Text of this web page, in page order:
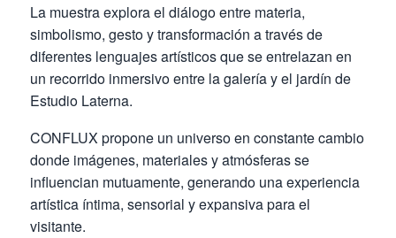
La muestra explora el diálogo entre materia,
simbolismo, gesto y transformación a través de
diferentes lenguajes artísticos que se entrelazan en
un recorrido inmersivo entre la galería y el jardín de
Estudio Laterna.
CONFLUX propone un universo en constante cambio
donde imágenes, materiales y atmósferas se
influencian mutuamente, generando una experiencia
artística íntima, sensorial y expansiva para el
visitante.